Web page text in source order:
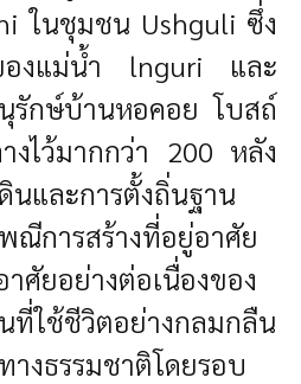
ในชุมชน Ushguli ซึ่ง
องแม่น้ำ lnguri และ
รักษ์บ้านหอคอย โบสถ์
งไว้มากกว่า 200 หลัง
นและการตั้งถิ่นฐาน
ณีการสร้างที่อยู่อาศัย
ศัยอย่างต่อเนื่องของ
ที่ใช้ชีวิตอย่างกลมกลืน
งธรรมชาติโดยรอบ